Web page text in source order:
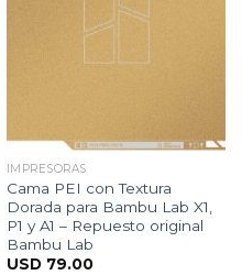
IMPRESORAS
Cama PEI con Textura
Dorada para Bambu Lab X1,
P1 y A1 – Repuesto original
Bambu Lab
USD 79.00